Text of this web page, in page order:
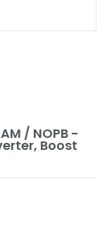
/ NOPB -
Boost